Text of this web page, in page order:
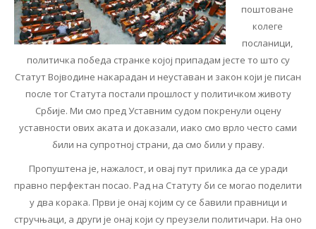
поштоване
колеге
посланици,
политичка победа странке којој припадам јесте то што су
Статут Војводине накарадан и неуставан и закон који је писан
после тог Статута постали прошлост у политичком животу
Србије. Ми смо пред Уставним судом покренули оцену
уставности ових аката и доказали, иако смо врло често сами
били на супротној страни, да смо били у праву.
Пропуштена је, нажалост, и овај пут прилика да се уради
правно перфектан посао. Рад на Статуту би се могао поделити
у два корака. Први је онај којим су се бавили правници и
стручњаци, а други је онај који су преузели политичари. На оно